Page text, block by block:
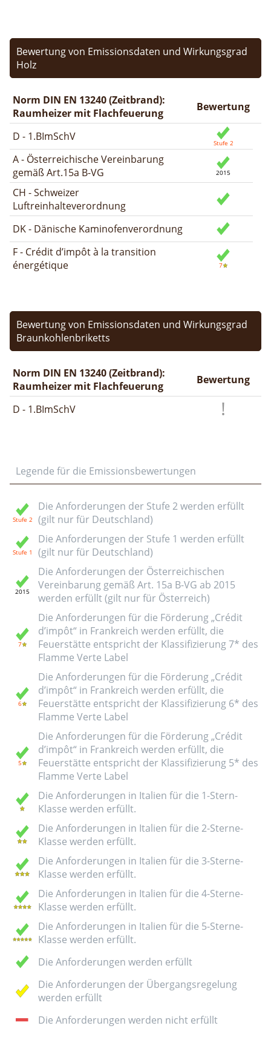
Bewertung von Emissionsdaten und Wirkungsgrad
Holz
Norm DIN EN 13240 (Zeitbrand):
Raumheizer mit Flachfeuerung
Bewertung
D - 1.BImSchV
A - Österreichische Vereinbarung
gemäß Art.15a B-VG
CH - Schweizer
Luftreinhalteverordnung
DK - Dänische Kaminofenverordnung
F - Crédit d’impôt à la transition
énergétique
Bewertung von Emissionsdaten und Wirkungsgrad
Braunkohlenbriketts
Norm DIN EN 13240 (Zeitbrand):
Raumheizer mit Flachfeuerung
Bewertung
D - 1.BImSchV
Legende für die Emissionsbewertungen
Die Anforderungen der Stufe 2 werden erfüllt
(gilt nur für Deutschland)
Die Anforderungen der Stufe 1 werden erfüllt
(gilt nur für Deutschland)
Die Anforderungen der Österreichischen
Vereinbarung gemäß Art. 15a B-VG ab 2015
werden erfüllt (gilt nur für Österreich)
Die Anforderungen für die Förderung „Crédit
d’impôt“ in Frankreich werden erfüllt, die
Feuerstätte entspricht der Klassifizierung 7* des
Flamme Verte Label
Die Anforderungen für die Förderung „Crédit
d’impôt“ in Frankreich werden erfüllt, die
Feuerstätte entspricht der Klassifizierung 6* des
Flamme Verte Label
Die Anforderungen für die Förderung „Crédit
d’impôt“ in Frankreich werden erfüllt, die
Feuerstätte entspricht der Klassifizierung 5* des
Flamme Verte Label
Die Anforderungen in Italien für die 1-Stern-
Klasse werden erfüllt.
Die Anforderungen in Italien für die 2-Sterne-
Klasse werden erfüllt.
Die Anforderungen in Italien für die 3-Sterne-
Klasse werden erfüllt.
Die Anforderungen in Italien für die 4-Sterne-
Klasse werden erfüllt.
Die Anforderungen in Italien für die 5-Sterne-
Klasse werden erfüllt.
Die Anforderungen werden erfüllt
Die Anforderungen der Übergangsregelung
werden erfüllt
Die Anforderungen werden nicht erfüllt